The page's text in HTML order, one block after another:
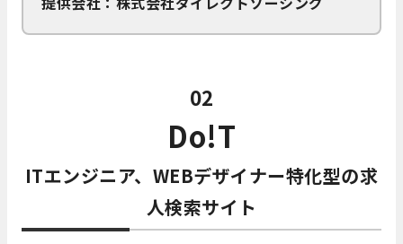
02
Do!T
ITエンジニア、WEBデザイナー特化型の求
人検索サイト